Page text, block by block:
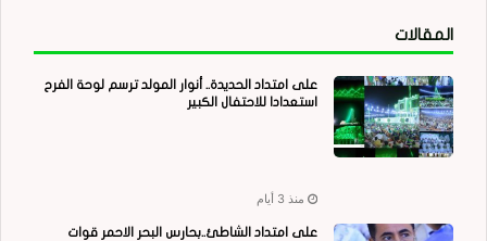
المقالات
على امتداد الحديدة.. أنوار المولد ترسم لوحة الفرح
استعدادا للاحتفال الكبير
منذ 3 أيام
على امتداد الشاطئ..بحارس البحر الاحمر قوات